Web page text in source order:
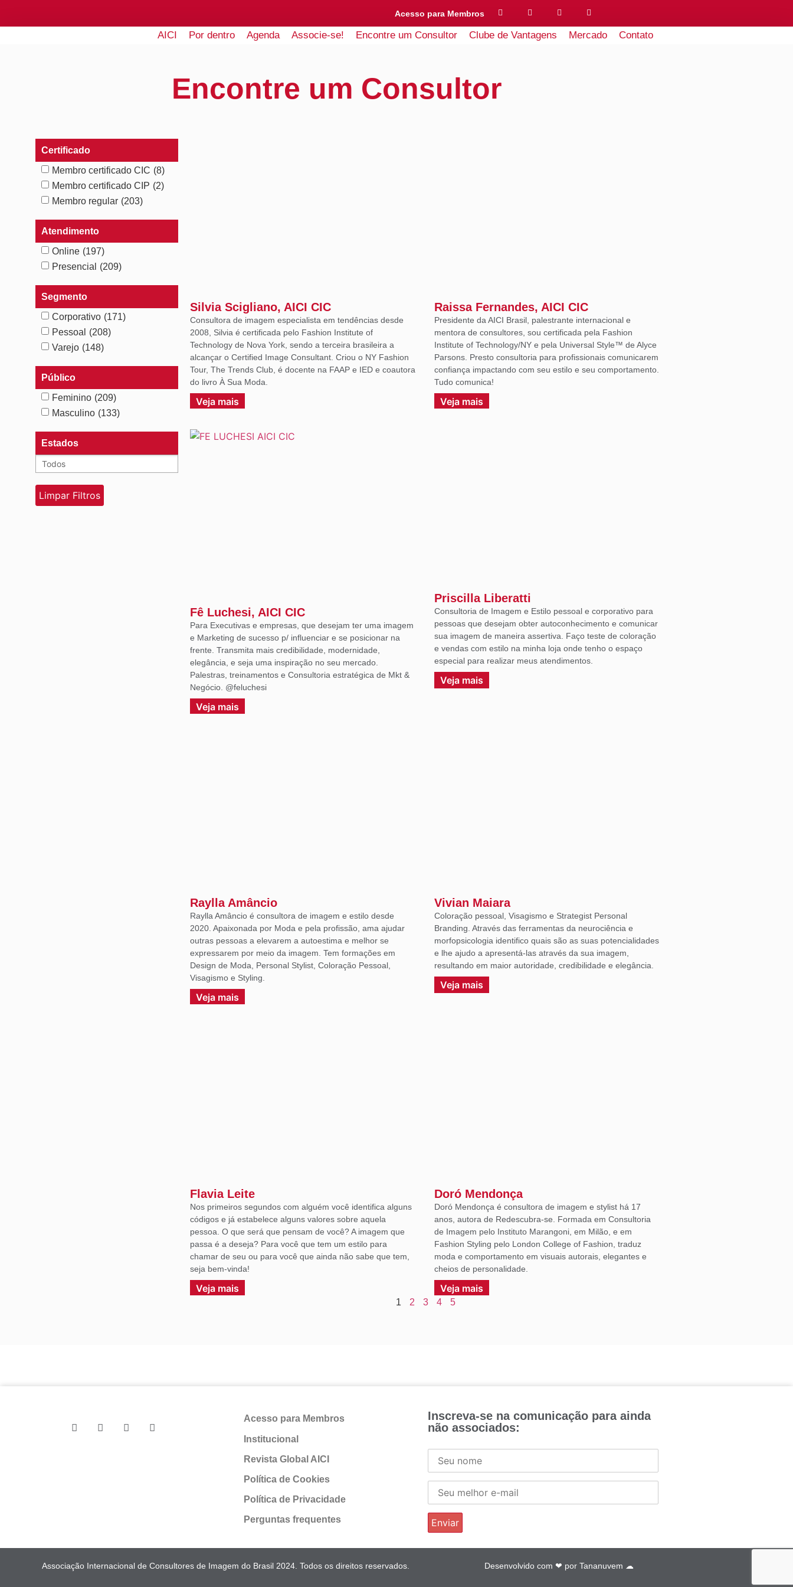
Acesso para Membros
AICI Por dentro Agenda Associe-se! Encontre um Consultor Clube de Vantagens Mercado Contato
Encontre um Consultor
Certificado
Membro certificado CIC (8)
Membro certificado CIP (2)
Membro regular (203)
Atendimento
Online (197)
Presencial
(209)
Segmento
Corporativo (171)
Pessoal
(208)
Varejo (148)
Público
Feminino (209)
Masculino (133)
Estados
Silvia Scigliano, AICI CIC
Consultora de imagem especialista em tendências desde
2008, Silvia é certificada pelo Fashion Institute of
Technology de Nova York, sendo a terceira brasileira a
alcançar o Certified Image Consultant. Criou o NY Fashion
Tour, The Trends Club, é docente na FAAP e IED e coautora
do livro À Sua Moda.
Veja mais
Raissa Fernandes, AICI CIC
Presidente da AICI Brasil, palestrante internacional e
mentora de consultores, sou certificada pela Fashion
Institute of Technology/NY e pela Universal Style™ de Alyce
Parsons. Presto consultoria para profissionais comunicarem
confiança impactando com seu estilo e seu comportamento.
Tudo comunica!
Veja mais
Fê Luchesi, AICI CIC
Para Executivas e empresas, que desejam ter uma imagem
e Marketing de sucesso p/ influenciar e se posicionar na
frente. Transmita mais credibilidade, modernidade,
elegância, e seja uma inspiração no seu mercado.
Palestras, treinamentos e Consultoria estratégica de Mkt &
Negócio. @feluchesi
Veja mais
Priscilla Liberatti
Consultoria de Imagem e Estilo pessoal e corporativo para
pessoas que desejam obter autoconhecimento e comunicar
sua imagem de maneira assertiva. Faço teste de coloração
e vendas com estilo na minha loja onde tenho o espaço
especial para realizar meus atendimentos.
Veja mais
Raylla Amâncio
Raylla Amâncio é consultora de imagem e estilo desde
2020. Apaixonada por Moda e pela profissão, ama ajudar
outras pessoas a elevarem a autoestima e melhor se
expressarem por meio da imagem. Tem formações em
Design de Moda, Personal Stylist, Coloração Pessoal,
Visagismo e Styling.
Veja mais
Vivian Maiara
Coloração pessoal, Visagismo e Strategist Personal
Branding. Através das ferramentas da neurociência e
morfopsicologia identifico quais são as suas potencialidades
e lhe ajudo a apresentá-las através da sua imagem,
resultando em maior autoridade, credibilidade e elegância.
Veja mais
Flavia Leite
Nos primeiros segundos com alguém você identifica alguns
códigos e já estabelece alguns valores sobre aquela
pessoa. O que será que pensam de você? A imagem que
passa é a deseja? Para você que tem um estilo para
chamar de seu ou para você que ainda não sabe que tem,
seja bem-vinda!
Veja mais
Doró Mendonça
Doró Mendonça é consultora de imagem e stylist há 17
anos, autora de Redescubra-se. Formada em Consultoria
de Imagem pelo Instituto Marangoni, em Milão, e em
Fashion Styling pelo London College of Fashion, traduz
moda e comportamento em visuais autorais, elegantes e
cheios de personalidade.
Veja mais
1 2 3 4 5
Acesso para Membros
Institucional
Revista Global AICI
Política de Cookies
Política de Privacidade
Perguntas frequentes
Inscreva-se na comunicação para ainda
não associados:
Associação Internacional de Consultores de Imagem do Brasil 2024. Todos os direitos reservados. Desenvolvido com ❤ por Tananuvem ☁